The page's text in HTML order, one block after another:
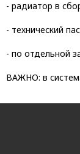
- радиатор в
- технический
- по отдельной
ВАЖНО: в